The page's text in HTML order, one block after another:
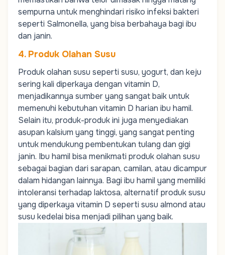
sempurna untuk menghindari risiko infeksi bakteri
seperti Salmonella, yang bisa berbahaya bagi ibu
dan janin.
4. Produk Olahan Susu
Produk olahan susu seperti susu, yogurt, dan keju
sering kali diperkaya dengan vitamin D,
menjadikannya sumber yang sangat baik untuk
memenuhi kebutuhan vitamin D harian ibu hamil.
Selain itu, produk-produk ini juga menyediakan
asupan kalsium yang tinggi, yang sangat penting
untuk mendukung pembentukan tulang dan gigi
janin. Ibu hamil bisa menikmati produk olahan susu
sebagai bagian dari sarapan, camilan, atau dicampur
dalam hidangan lainnya. Bagi ibu hamil yang memiliki
intoleransi terhadap laktosa, alternatif produk susu
yang diperkaya vitamin D seperti susu almond atau
susu kedelai bisa menjadi pilihan yang baik.